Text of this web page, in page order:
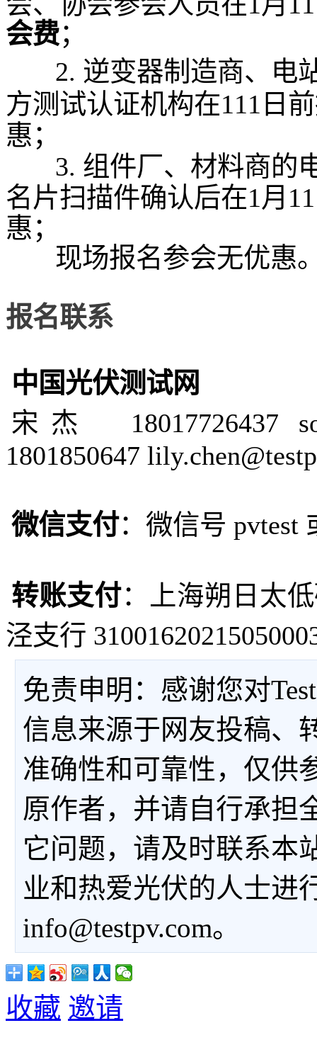
会费；
2. 逆变器制造商、电
方测试认证机构在111日
惠；
3. 组件厂、材料商的
名片扫描件确认后在1月
惠；
现场报名参会无优惠
报名联系
中国光伏测试网
宋杰 18017726437
1801850647
微信支付：微信号 pvtest
转账支付：
上海朔日太
泾支行
免责申明：感谢您对
信息来源于网友投稿、
准确性和可靠性，仅供
原作者，并请自行承担
它问题，请及时联系本
业和热爱光伏的人士进
info@testpv.com。
收藏 邀请